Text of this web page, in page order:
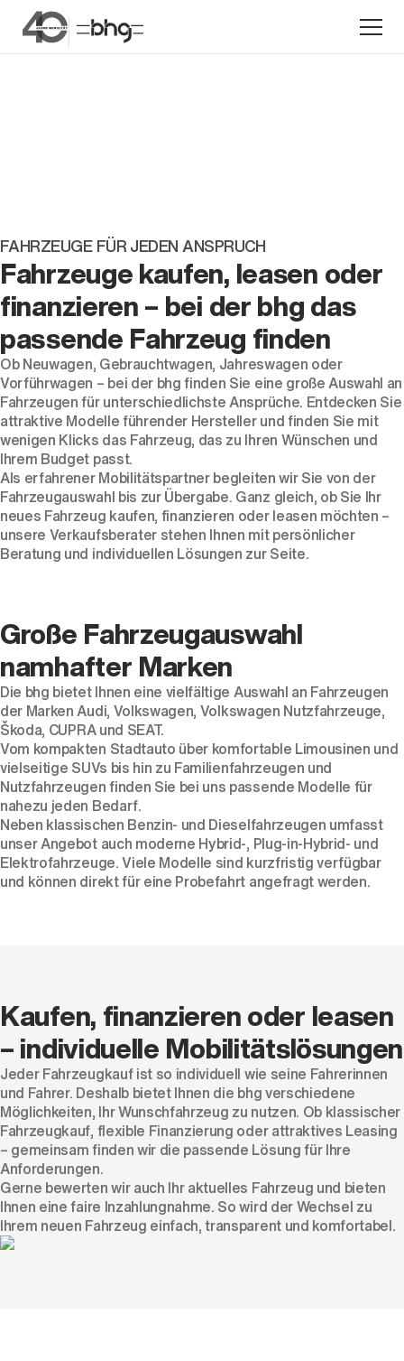
Unternehmen
Standorte
Karriere
News
Am 5. September
FAHRZEUGE FÜR JEDEN ANSPRUCH
Fahrzeuge kaufen, leasen oder
finanzieren – bei der bhg das
passende Fahrzeug finden
ObNeuwagen, Gebrauchtwagen, Jahreswagen oder
Vorführwagen – bei der bhg finden Sie eine große Auswahl an
Fahrzeugen für unterschiedlichste Ansprüche. Entdecken Sie
attraktive Modelle führender Hersteller und finden Sie mit
wenigen Klicks das Fahrzeug, das zu Ihren Wünschen und
Ihrem Budget passt.
Als erfahrener Mobilitätspartner begleiten wir Sie von der
Fahrzeugauswahl bis zur Übergabe. Ganz gleich, ob Sie Ihr
neues Fahrzeug kaufen, finanzieren oder leasen möchten –
unsere Verkaufsberater stehen Ihnen mit persönlicher
Beratung und individuellen Lösungen zur Seite.
Große Fahrzeugauswahl
namhafter Marken
Die bhg bietet Ihnen eine vielfältige Auswahl an Fahrzeugen
der MarkenAudi, Volkswagen, Volkswagen Nutzfahrzeuge,
Škoda, CUPRAund SEAT.
Vom kompakten Stadtauto über komfortable Limousinen und
vielseitige SUVs bis hin zu Familienfahrzeugen und
Nutzfahrzeugenfinden Sie bei uns passende Modelle für
nahezu jeden Bedarf.
Neben klassischen Benzin- und Dieselfahrzeugen umfasst
unser Angebot auch moderne Hybrid-, Plug-in-Hybrid- und
Elektrofahrzeuge. Viele Modelle sind kurzfristig verfügbar
und können direkt für eine Probefahrt angefragt werden.
Kaufen, finanzieren oder leasen
– individuelle Mobilitätslösungen
Jeder Fahrzeugkauf ist so individuell wie seine Fahrerinnen
und Fahrer. Deshalb bietet Ihnen die bhg verschiedene
Möglichkeiten, Ihr Wunschfahrzeug zu nutzen. Ob klassischer
Fahrzeugkauf, flexible Finanzierung oder attraktives Leasing
– gemeinsam finden wir die passende Lösung für Ihre
Anforderungen.
Gerne bewerten wir auch Ihr aktuelles Fahrzeug und bieten
Ihnen eine faire Inzahlungnahme. So wird der Wechsel zu
Ihrem neuen Fahrzeug einfach, transparent und komfortabel.